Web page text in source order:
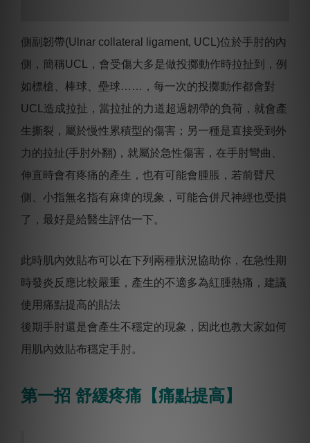
側副韌帶(Ulnar collateral ligament, UCL)位於手肘的內
側，簡稱UCL，會受傷大多是做投擲動作時拉扯到，例
如標槍、棒球、壘球……，每一次的投擲動作都會對
UCL造成拉扯，當拉扯的力道超過韌帶的負荷，就會產
生撕裂，屬於慢性累積型的傷害；另一種是直接受到外
力的拉扯(手肘外翻)，就屬於急性傷害，在手肘彎曲、
伸直時會有疼痛的產生，也有可能會腫脹，若前臂尺
側、小指無名指有麻痺的現象，可能合併尺神經也受損
了，最好是給醫生評估一下。
此時肌內效貼布可以在下列兩種狀況協助你，在急性期
時發炎反應比較嚴重，產生的不適多為紅腫熱痛，建議
使用痛點提高的貼法
後期手肘還是會產生不穩定的現象，因此也教大家如何
用肌內效貼布穩定手肘。
第一招 舒緩疼痛【痛點提高】